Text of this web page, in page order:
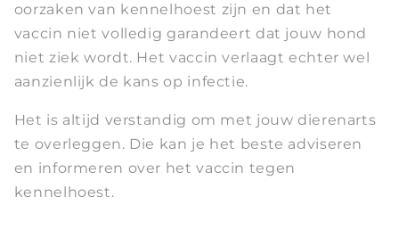
oorzaken van kennelhoest zijn en dat het
vaccin niet volledig garandeert dat jouw hond
niet ziek wordt. Het vaccin verlaagt echter wel
aanzienlijk de kans op infectie.
Het is altijd verstandig om met jouw dierenarts
te overleggen. Die kan je het beste adviseren
en informeren over het vaccin tegen
kennelhoest.